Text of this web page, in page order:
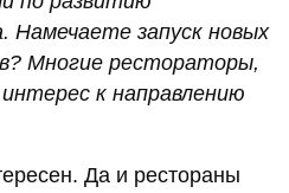
Намечаете запуск новых
Многие рестораторы,
к направлению
Да и рестораны